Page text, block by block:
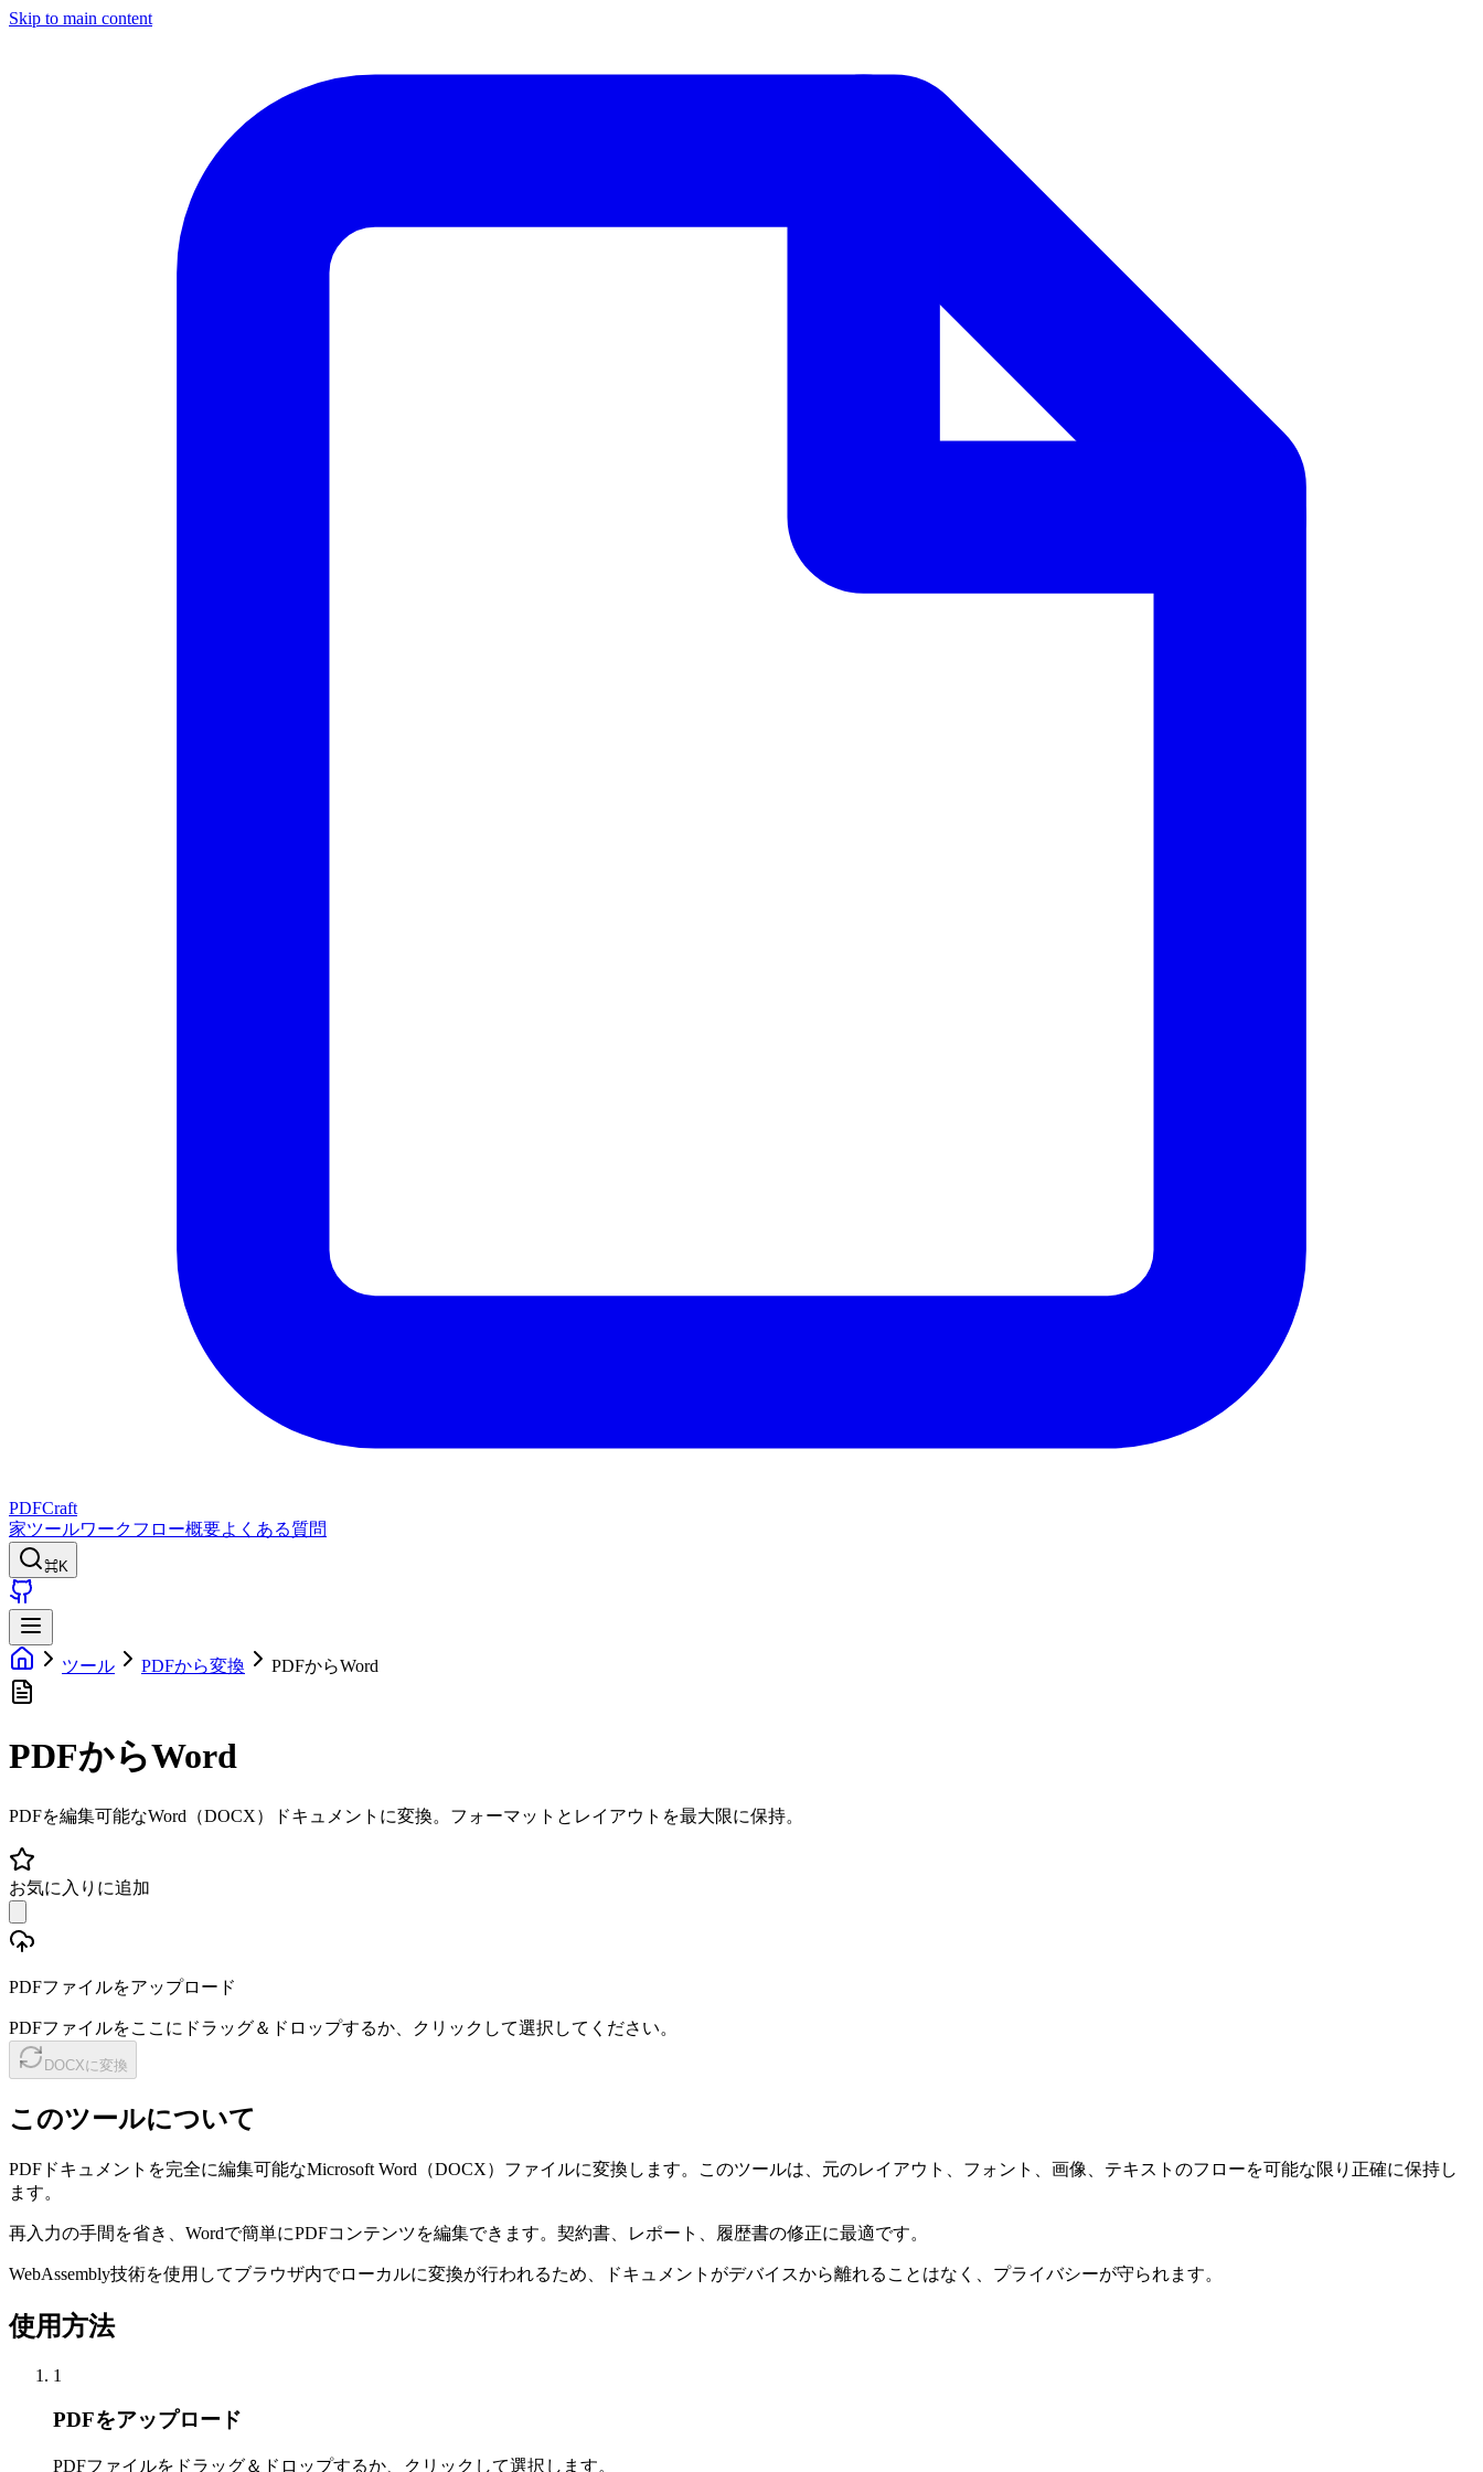
Skip to main content
PDFCraft
家ツールワークフロー概要よくある質問
⌘K
ツール PDFから変換 PDFからWord
PDFからWord
PDFを編集可能なWord（DOCX）ドキュメントに変換。フォーマットとレイアウトを最大限に保持。
お気に入りに追加
PDFファイルをアップロード
PDFファイルをここにドラッグ＆ドロップするか、クリックして選択してください。
DOCXに変換
このツールについて
PDFドキュメントを完全に編集可能なMicrosoft Word（DOCX）ファイルに変換します。このツールは、元のレイアウト、フォント、画像、テキストのフローを可能な限り正確に保持し
ます。
再入力の手間を省き、Wordで簡単にPDFコンテンツを編集できます。契約書、レポート、履歴書の修正に最適です。
WebAssembly技術を使用してブラウザ内でローカルに変換が行われるため、ドキュメントがデバイスから離れることはなく、プライバシーが守られます。
使用方法
1
PDFをアップロード
PDFファイルをドラッグ＆ドロップするか、クリックして選択します。